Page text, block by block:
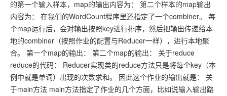
的第一个输入样本，map的输出内容为： 第二个样本的map输出
内容为： 在我们的WordCount程序里还指定了一个combiner。 每
个map运行后，会对输出按照key进行排序，然后把输出传递给本
地的combiner（按照作业的配置与Reducer一样），进行本地聚
合。 第一个map的输出： 第二个map的输出： 关于reduce
reduce的代码： Reducer实现类的reduce方法只是将每个key（本
例中就是单词）出现的次数求和。 因此这个作业的输出就是： 关
于main方法 main方法指定了作业的几个方面，比如说输入输出路